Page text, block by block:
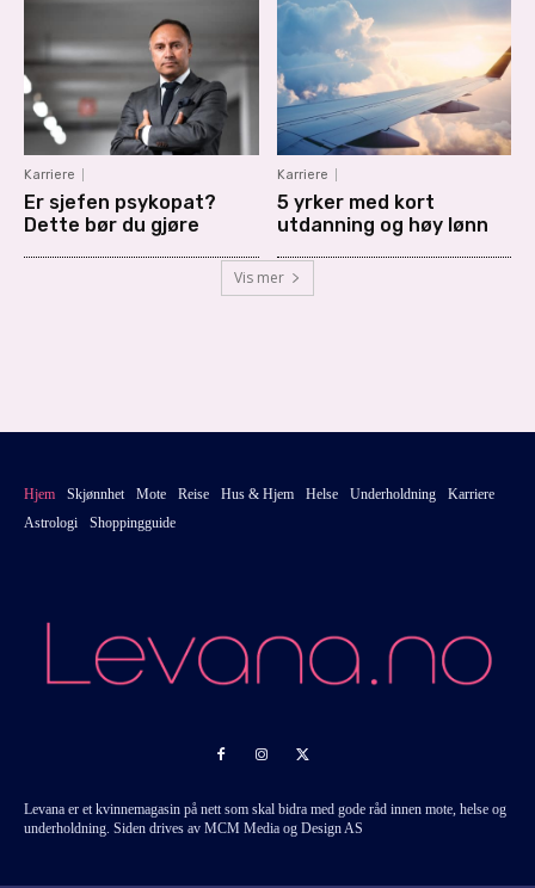
Karriere
Er sjefen psykopat?
Dette bør du gjøre
Karriere
5 yrker med kort
utdanning og høy lønn
Vis mer
Hjem Skjønnhet Mote Reise Hus & Hjem Helse Underholdning
Karriere
Astrologi
Shoppingguide
Levana er et kvinnemagasin på nett som skal bidra med gode råd innen mote, helse og
underholdning. Siden drives av MCM Media og Design AS